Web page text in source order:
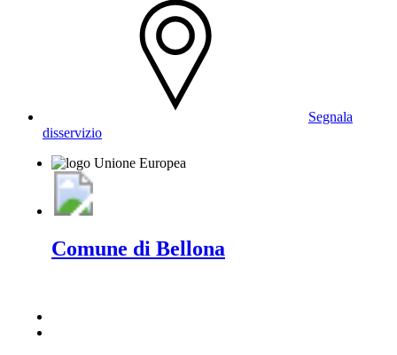
Segnala
disservizio
Comune di Bellona